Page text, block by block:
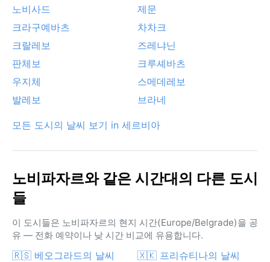
노비사드
제문
크라구예바츠
차차크
크랄레보
즈레냐닌
판체보
크루셰바츠
우지체
스메데레보
발레보
브라네
모든 도시의 날씨 보기 in 세르비아
노비파자르와 같은 시간대의 다른 도시
들
이 도시들은 노비파자르의 현지 시간(Europe/Belgrade)을 공
유 — 전화 예약이나 낮 시간 비교에 유용합니다.
🇷🇸 베오그라드의 날씨 🇽🇰 프리슈티나의 날씨